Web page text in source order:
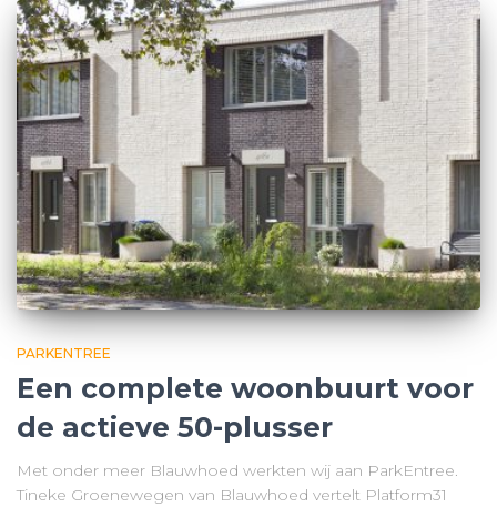
PARKENTREE
Een complete woonbuurt voor
de actieve 50-plusser
Met onder meer Blauwhoed werkten wij aan ParkEntree.
Tineke Groenewegen van Blauwhoed vertelt Platform31